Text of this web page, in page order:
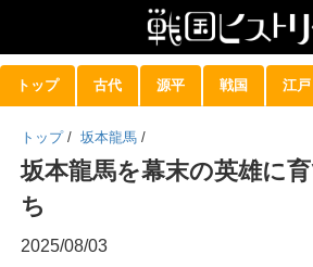
トップ 古代 源平 戦国 江戸
トップ / 坂本龍馬 /
坂本龍馬を幕末の英雄に
ち
2025/08/03